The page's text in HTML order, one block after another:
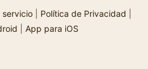
servicio Política de Privacidad
App para iOS